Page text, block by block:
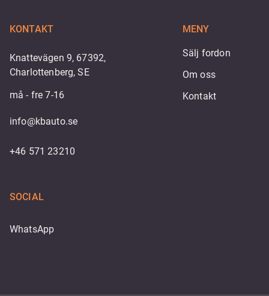
KONTAKT
Knattevägen 9, 67392,
Charlottenberg, SE
må - fre 7-16
info@kbauto.se
+46 571 23210
MENY
Sälj fordon
Om oss
Kontakt
SOCIAL
WhatsApp